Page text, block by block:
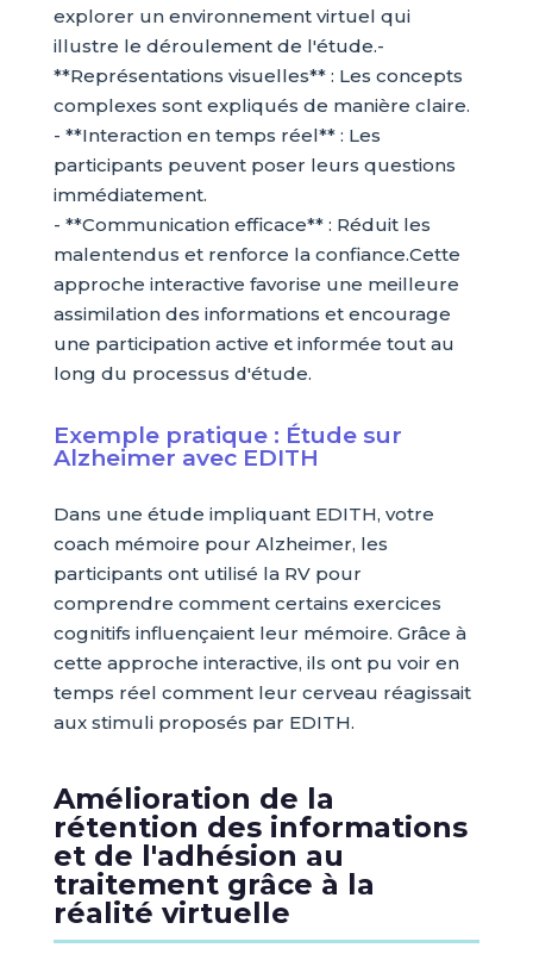
explorer un environnement virtuel qui
illustre le déroulement de l'étude.-
**Représentations visuelles** : Les concepts
complexes sont expliqués de manière claire.
- **Interaction en temps réel** : Les
participants peuvent poser leurs questions
immédiatement.
- **Communication efficace** : Réduit les
malentendus et renforce la confiance.Cette
approche interactive favorise une meilleure
assimilation des informations et encourage
une participation active et informée tout au
long du processus d'étude.
Exemple pratique : Étude sur
Alzheimer avec EDITH
Dans une étude impliquant EDITH, votre
coach mémoire pour Alzheimer, les
participants ont utilisé la RV pour
comprendre comment certains exercices
cognitifs influençaient leur mémoire. Grâce à
cette approche interactive, ils ont pu voir en
temps réel comment leur cerveau réagissait
aux stimuli proposés par EDITH.
Amélioration de la
rétention des informations
et de l'adhésion au
traitement grâce à la
réalité virtuelle